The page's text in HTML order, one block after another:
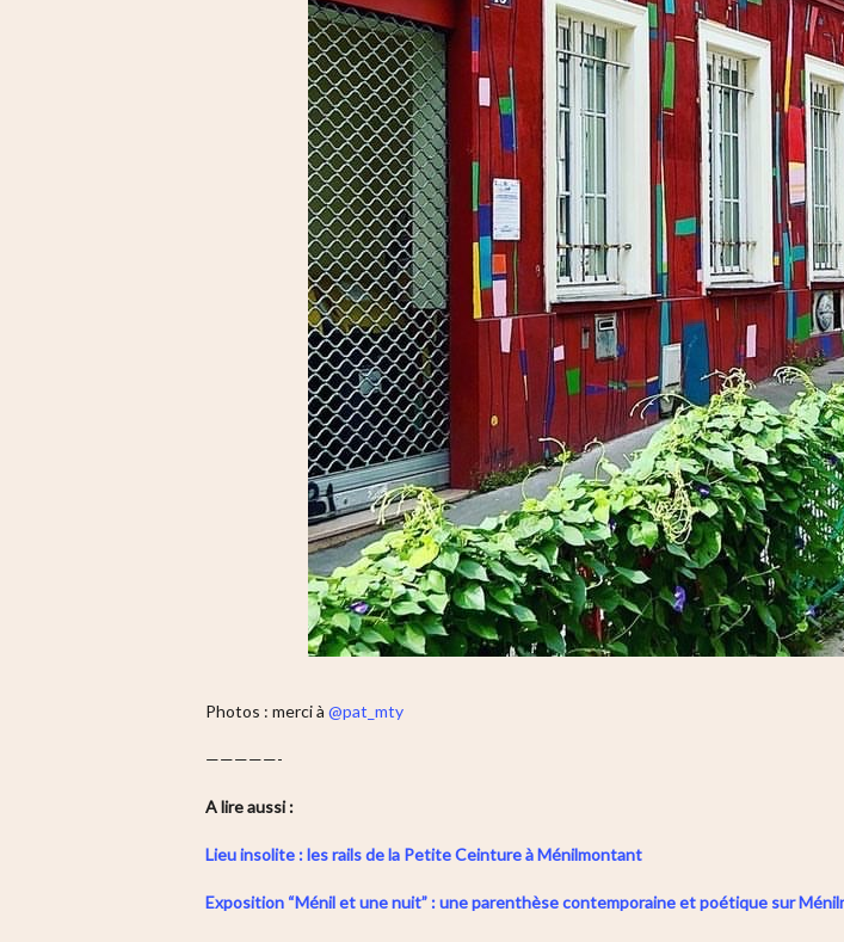
Photos : merci à @pat_mty
—————-
A lire aussi :
Lieu insolite : les rails de la Petite Ceinture à Ménilmontant
Exposition “Ménil et une nuit” : une parenthèse contemporaine et poétique sur